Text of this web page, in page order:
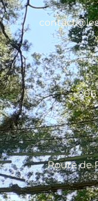
06
Route de